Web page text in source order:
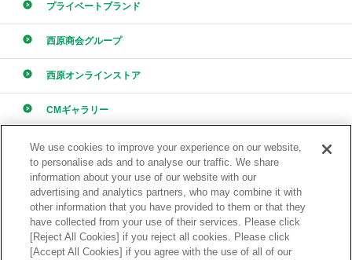
プライベートブランド
西原商会グループ
西原オンラインストア
CMギャラリー
採用情報
ONLINE STORE
西原オンラインストア
We use cookies to improve your experience on our website,
to personalise ads and to analyse our traffic. We share
information about your use of our website with our
advertising and analytics partners, who may combine it with
other information that you have provided to them or that they
have collected from your use of their services. Please click
[Reject All Cookies] if you reject all cookies. Please click
[Accept All Cookies] if you agree with the use of all of our